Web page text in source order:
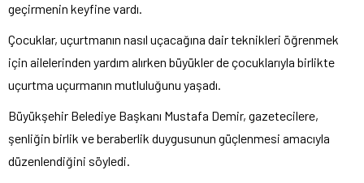
geçirmenin keyfine vardı.
Çocuklar, uçurtmanın nasıl uçacağına dair teknikleri öğrenmek
için ailelerinden yardım alırken büyükler de çocuklarıyla birlikte
uçurtma uçurmanın mutluluğunu yaşadı.
Büyükşehir Belediye Başkanı Mustafa Demir, gazetecilere,
şenliğin birlik ve beraberlik duygusunun güçlenmesi amacıyla
düzenlendiğini söyledi.